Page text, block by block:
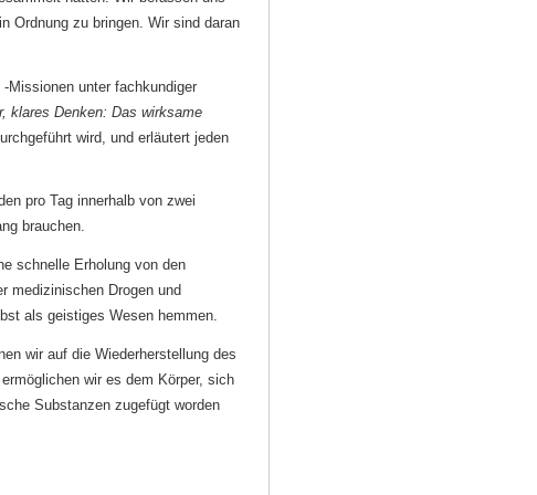
Ordnung zu bringen. Wir sind daran
Missionen unter fachkundiger
klares Denken: Das wirksame
wird, und erläutert jeden
pro Tag innerhalb von zwei
brauchen.
schnelle Erholung von den
medizinischen Drogen und
als geistiges Wesen hemmen.
wir auf die Wiederherstellung des
wir es dem Körper, sich
Substanzen zugefügt worden